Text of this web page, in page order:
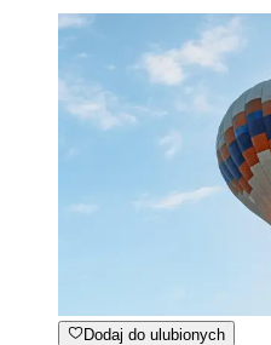
Dodaj do ulubionych